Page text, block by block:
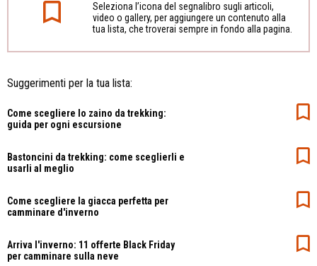
Seleziona l’icona del segnalibro sugli articoli,
video o gallery, per aggiungere un contenuto alla
tua lista, che troverai sempre in fondo alla pagina.
Suggerimenti per la tua lista:
Come scegliere lo zaino da trekking:
guida per ogni escursione
Bastoncini da trekking: come sceglierli e
usarli al meglio
Come scegliere la giacca perfetta per
camminare d'inverno
Arriva l'inverno: 11 offerte Black Friday
per camminare sulla neve